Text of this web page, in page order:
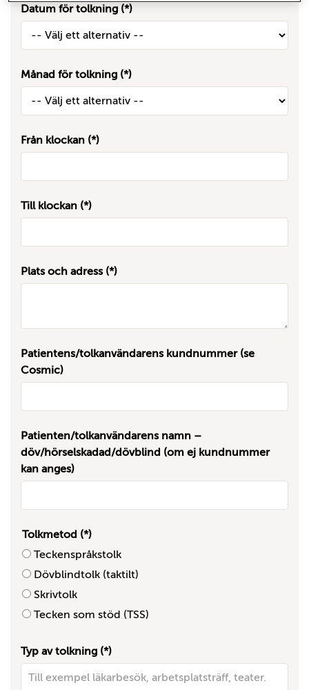
Datum för tolkning
Månad för tolkning
Från klockan
Till klockan
Plats och adress
Patientens/tolkanvändarens kundnummer (se
Cosmic)
Patienten/tolkanvändarens namn –
döv/hörselskadad/dövblind (om ej kundnummer
kan anges)
Tolkmetod
Teckenspråkstolk
Dövblindtolk (taktilt)
Skrivtolk
Tecken som stöd (TSS)
Typ av tolkning